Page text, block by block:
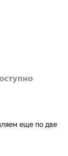
еще по две